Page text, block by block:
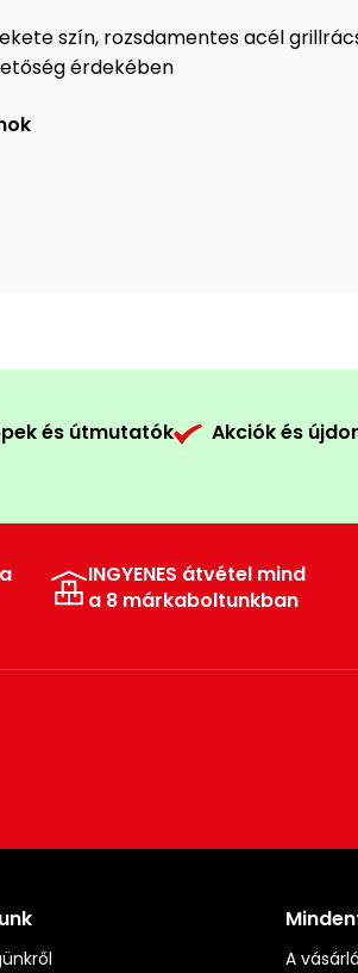
szín, rozsdamentes acél
érdekében
és útmutatók Akciók és
INGYENES átvétel mind
a 8 márkaboltunkban
A